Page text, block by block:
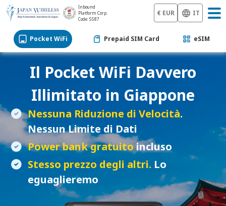
Inbound
Platform Corp.
Code: 5587
€ EUR IT
Pocket WiFi Prepaid SIM Card eSIM
Il Pocket WiFi Davvero
Illimitato in Giappone
Nessuna Riduzione di Velocità.
Nessun Limite di Dati
Power bank gratuitoincluso
Stesso prezzo degli altri. Lo
eguaglieremo